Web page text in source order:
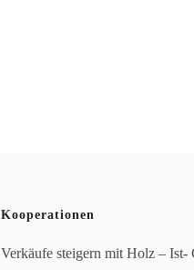
Kooperationen
Verkäufe steigern mit Holz – Ist-